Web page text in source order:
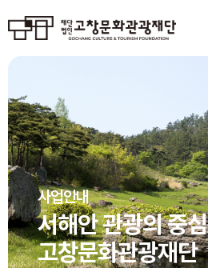
사업안내
서해안 관광의 중심
고창문화관광재단